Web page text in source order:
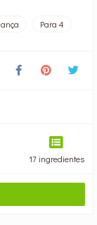
Para 4
17 ingredientes